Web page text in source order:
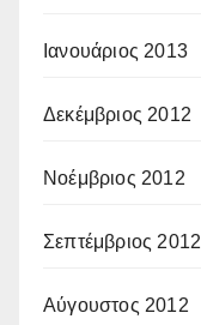
Ιανουάριος 2013
Δεκέμβριος 2012
Νοέμβριος 2012
Σεπτέμβριος 2012
Αύγουστος 2012